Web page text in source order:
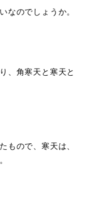
なのでしょうか。
、角寒天と寒天と
もので、寒天は、